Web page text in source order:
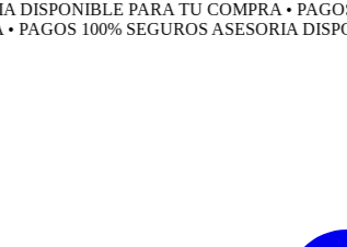
PARA TU COMPRA • PAGOS
100% SEGUROSASESORIA